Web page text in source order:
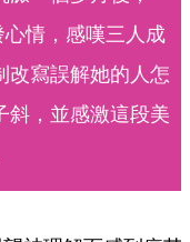
情，感嘆三人成
改寫誤解她的人怎
斜，並感激這段美